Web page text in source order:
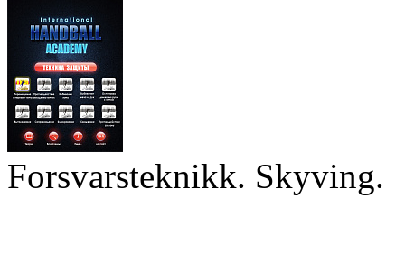
Forsvarsteknikk. Skyving.